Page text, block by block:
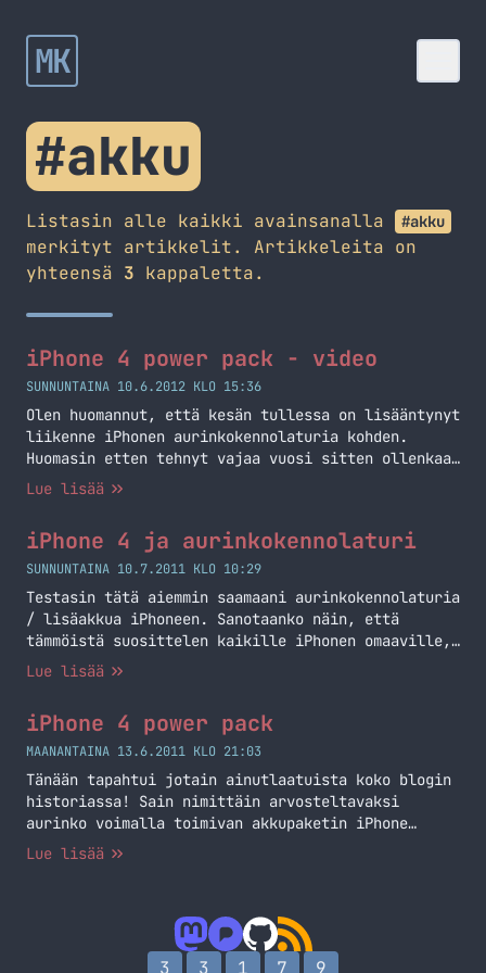
MK
#akku
Listasin alle kaikki avainsanalla #akku
merkityt artikkelit. Artikkeleita on
yhteensä 3 kappaletta.
iPhone 4 power pack - video
SUNNUNTAINA 10.6.2012 KLO 15:36
Olen huomannut, että kesän tullessa on lisääntynyt
liikenne iPhonen aurinkokennolaturia kohden.
Huomasin etten tehnyt vajaa vuosi sitten ollenkaan
videota tästä laitteesta ja tässä se tulee.
Lue lisää
iPhone 4 ja aurinkokennolaturi
SUNNUNTAINA 10.7.2011 KLO 10:29
Testasin tätä aiemmin saamaani aurinkokennolaturia
/ lisäakkua iPhoneen. Sanotaanko näin, että
tämmöistä suosittelen kaikille iPhonen omaaville,
sillä älypuhelimissa akku voi mennä suhteellisen
olevaa akkua niin tämänkaltainen ratkaisu on
juurikin passeli! Aurinko lataa tuota settiä
suhteellisen hyvin, mutta en ole saanut pidettyä
sitä… Jatka lukemista iPhone 4 ja
aurinkokennolaturi
Lue lisää
iPhone 4 power pack
MAANANTAINA 13.6.2011 KLO 21:03
Tänään tapahtui jotain ainutlaatuista koko blogin
historiassa! Sain nimittäin arvosteltavaksi
aurinko voimalla toimivan akkupaketin iPhone
4:lle! Kerron tässä viestissä hieman
lataamista. Ensimmäisenä pistää silmään tuon koko,
ilmaiseksihan ei lisäakku puhelimeen tule.
Lue lisää
3 3 1 7 9